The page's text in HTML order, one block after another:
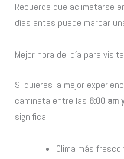
Recuerda que aclimatarse
días antes puede marcar
Mejor hora del día para
Si quieres la mejor
caminata entre las 6:00 am
significa:
Clima más